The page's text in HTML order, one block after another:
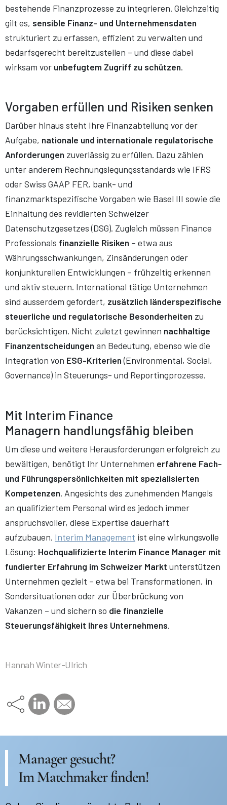
bestehende Finanzprozesse zu integrieren. Gleichzeitig
gilt es, sensible Finanz- und Unternehmensdaten
strukturiert zu erfassen, effizient zu verwalten und
bedarfsgerecht bereitzustellen – und diese dabei
wirksam vor unbefugtem Zugriff zu schützen.
Vorgaben erfüllen und Risiken senken
Darüber hinaus steht Ihre Finanzabteilung vor der
Aufgabe, nationale und internationale regulatorische
Anforderungen zuverlässig zu erfüllen. Dazu zählen
unter anderem Rechnungslegungsstandards wie IFRS
oder Swiss GAAP FER, bank- und
finanzmarktspezifische Vorgaben wie Basel III sowie die
Einhaltung des revidierten Schweizer
Datenschutzgesetzes (DSG). Zugleich müssen Finance
Professionals finanzielle Risiken – etwa aus
Währungsschwankungen, Zinsänderungen oder
konjunkturellen Entwicklungen – frühzeitig erkennen
und aktiv steuern. International tätige Unternehmen
sind ausserdem gefordert, zusätzlich länderspezifische
steuerliche und regulatorische Besonderheiten zu
berücksichtigen. Nicht zuletzt gewinnen nachhaltige
Finanzentscheidungen an Bedeutung, ebenso wie die
Integration von ESG-Kriterien(Environmental, Social,
Governance) in Steuerungs- und Reportingprozesse.
Mit Interim Finance
Managern handlungsfähig bleiben
Um diese und weitere Herausforderungen erfolgreich zu
bewältigen, benötigt Ihr Unternehmen erfahrene Fach-
und Führungspersönlichkeiten mit spezialisierten
Kompetenzen. Angesichts des zunehmenden Mangels
an qualifiziertem Personal wird es jedoch immer
anspruchsvoller, diese Expertise dauerhaft
aufzubauen. Interim Management ist eine wirkungsvolle
Lösung: Hochqualifizierte Interim Finance Manager mit
fundierter Erfahrung im Schweizer Markt unterstützen
Unternehmen gezielt – etwa bei Transformationen, in
Sondersituationen oder zur Überbrückung von
Vakanzen – und sichern so die finanzielle
Steuerungsfähigkeit Ihres Unternehmens.
Hannah Winter-Ulrich
Manager gesucht?
Im Matchmaker finden!